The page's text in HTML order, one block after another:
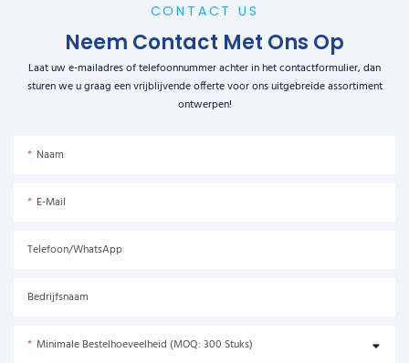
CONTACT US
Neem Contact Met Ons Op
Laat uw e-mailadres of telefoonnummer achter in het contactformulier, dan
sturen we u graag een vrijblijvende offerte voor ons uitgebreide assortiment
ontwerpen!
Naam
E-Mail
Telefoon/WhatsApp
Bedrijfsnaam
Minimale Bestelhoeveelheid (MOQ: 300 Stuks)